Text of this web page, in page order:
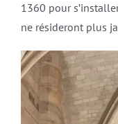
1360 pour
ne résideront plus